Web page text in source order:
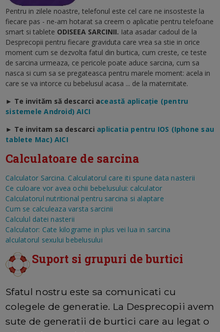
Pentru in zilele noastre, telefonul este cel care ne insosteste la
fiecare pas - ne-am hotarat sa creem o aplicatie pentru telefoane
smart si tablete ODISEEA SARCINII. Iata asadar cadoul de la
Desprecopii pentru fiecare graviduta care vrea sa stie in orice
moment cum se dezvolta fatul din burtica, cum creste, ce teste
de sarcina urmeaza, ce pericole poate aduce sarcina, cum sa
nasca si cum sa se pregateasca pentru marele moment: acela in
care se va intorce cu bebelusul acasa ... de la maternitate.
► Te invităm să descarci această aplicație (pentru
sistemele Android) AICI
► Te invitam sa descarci aplicatia pentru IOS (Iphone sau
tablete Mac) AICI
Calculatoare de sarcina
Calculator Sarcina. Calculatorul care iti spune data nasterii
Ce culoare vor avea ochii bebelusului: calculator
Calculatorul nutritional pentru sarcina si alaptare
Cum se calculeaza varsta sarcinii
Calculul datei nasterii
Calculator: Cate kilograme in plus vei lua in sarcina
alculatorul sexului bebelusului
Suport si grupuri de burtici
Sfatul nostru este sa comunicati cu
colegele de generatie. La Desprecopii avem
sute de generatii de burtici care au legat o